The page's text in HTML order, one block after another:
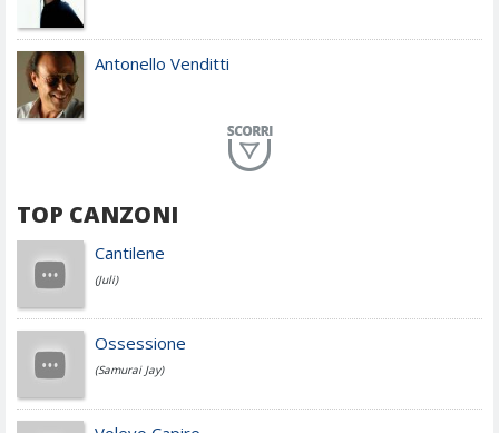
Antonello Venditti
Achille Lauro
Cesare Cremonini
Jovanotti
TOP CANZONI
Cantilene
(Juli)
Ossessione
(Samurai Jay)